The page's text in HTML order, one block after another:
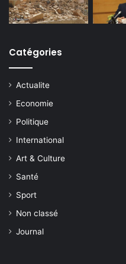
Catégories
Actualite
Economie
Politique
International
Art & Culture
Santé
Sport
Non classé
Journal